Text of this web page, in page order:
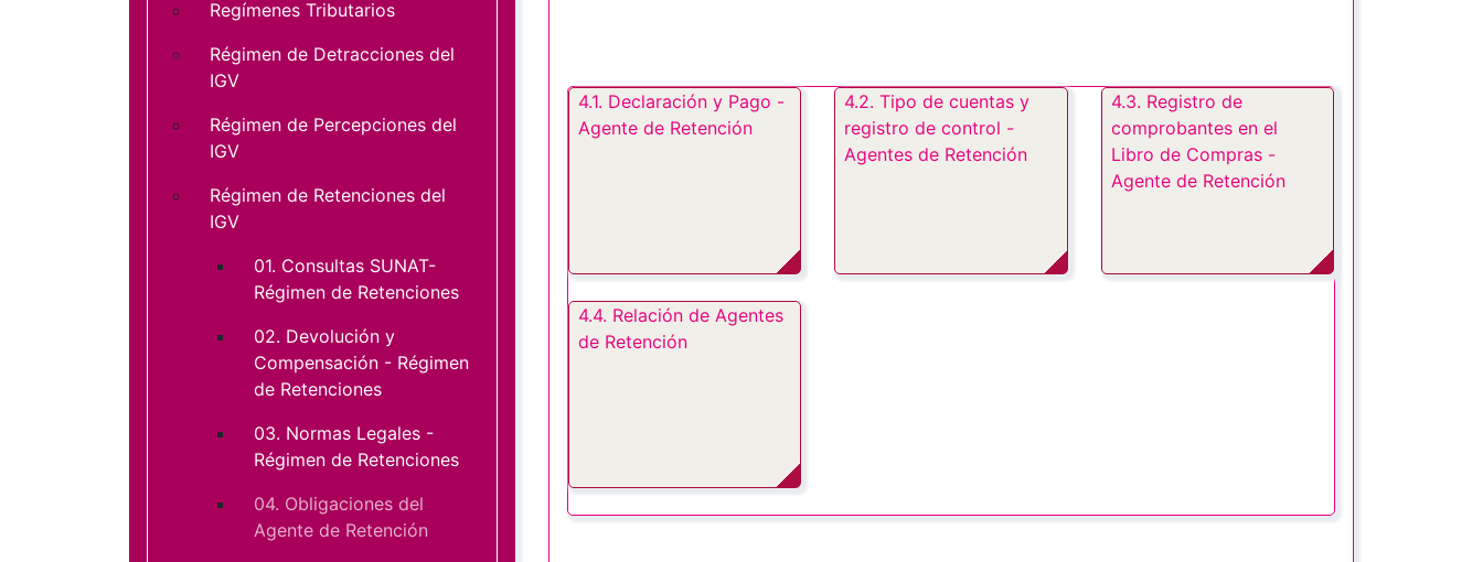
4.1. Declaración y Pago -
Agente de Retención
4.2. Tipo de cuentas y
registro de control -
Agentes de Retención
4.3. Registro de
comprobantes en el
Libro de Compras -
Agente de Retención
4.4. Relación de Agentes
de Retención
Regímenes Tributarios
Régimen de Detracciones del
IGV
Régimen de Percepciones del
IGV
Régimen de Retenciones del
IGV
01. Consultas SUNAT-
Régimen de Retenciones
02. Devolución y
Compensación - Régimen
de Retenciones
03. Normas Legales -
Régimen de Retenciones
04. Obligaciones del
Agente de Retención